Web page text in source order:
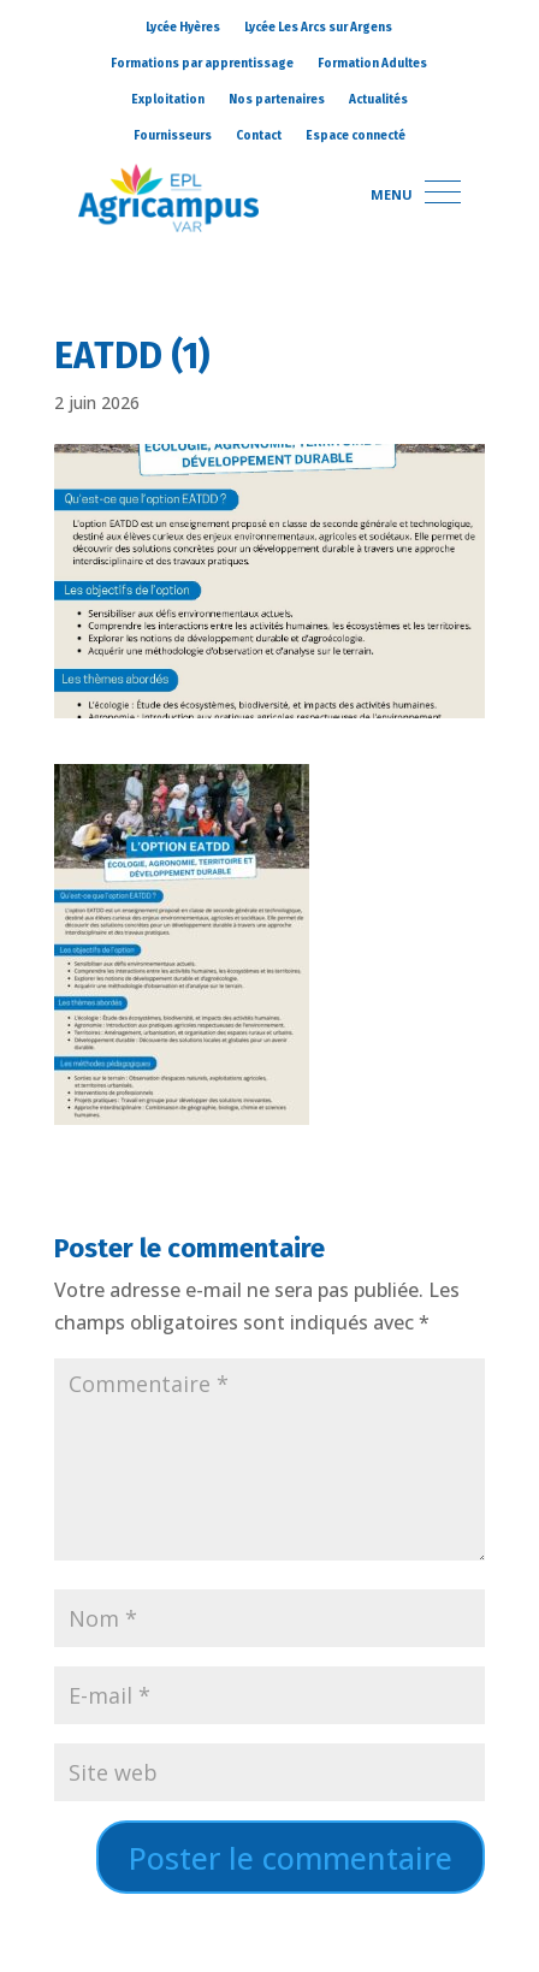
Lycée Hyères Lycée Les Arcs sur Argens
Formations par apprentissage Formation Adultes
Exploitation Nos partenaires Actualités
Fournisseurs Contact Espace connecté
MENU
EATDD (1)
2 juin 2026
Poster le commentaire
Votre adresse e-mail ne sera pas publiée. Les
champs obligatoires sont indiqués avec*